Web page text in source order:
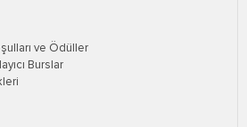
ve Ödüller
Burslar